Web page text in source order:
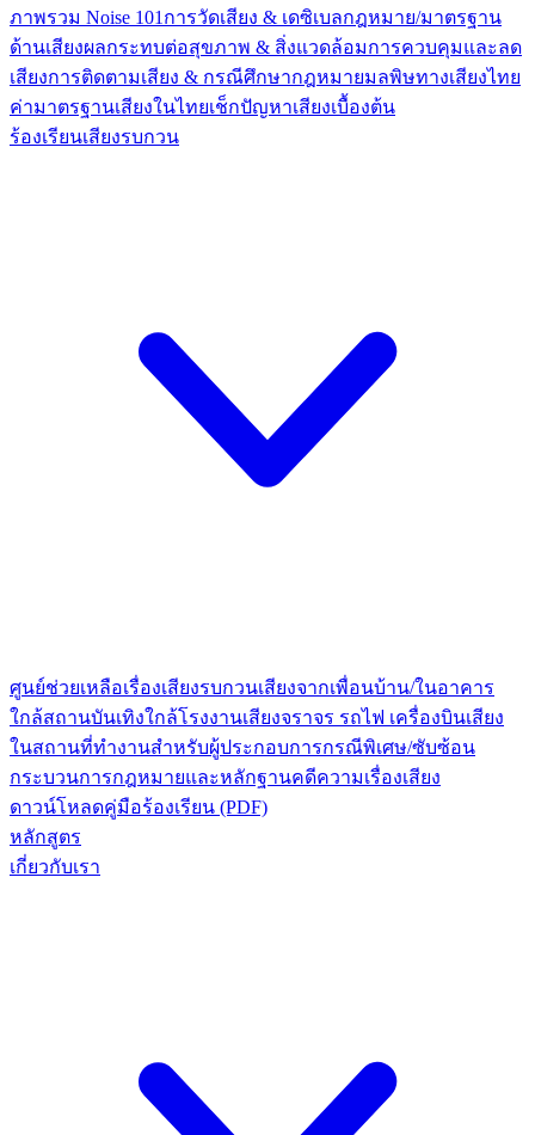
ภาพรวม Noise 101 การวัดเสียง & เดซิเบลกฎหมาย/มาตรฐาน
ด้านเสียงผลกระทบต่อสุขภาพ & สิ่งแวดล้อมการควบคุมและลด
เสียงการติดตามเสียง & กรณีศึกษากฎหมายมลพิษทางเสียงไทย
ค่ามาตรฐานเสียงในไทยเช็กปัญหาเสียงเบื้องต้น
ร้องเรียนเสียงรบกวน
ศูนย์ช่วยเหลือเรื่องเสียงรบกวนเสียงจากเพื่อนบ้าน/ในอาคาร
ใกล้สถานบันเทิงใกล้โรงงานเสียงจราจร รถไฟ เครื่องบินเสียง
ในสถานที่ทำงานสำหรับผู้ประกอบการกรณีพิเศษ/ซับซ้อน
กระบวนการกฎหมายและหลักฐานคดีความเรื่องเสียง
ดาวน์โหลดคู่มือร้องเรียน (PDF)
หลักสูตร
เกี่ยวกับเรา